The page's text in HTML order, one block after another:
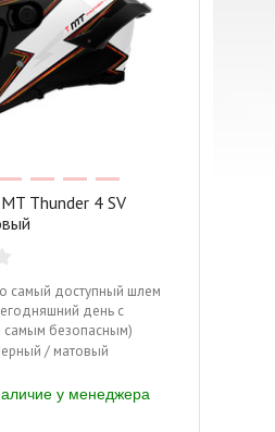
Sweep
Куртка-дождевик
Thunder 4 SV
самый доступный шлем
день с
самым безопасным)
ECE 22.06!/ матовый
у менеджера